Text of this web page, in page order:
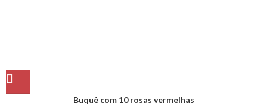
Buquê com 10 rosas vermelhas